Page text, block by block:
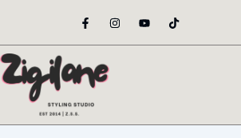
content
F
a
e
o
o
-
I
n
t
Y
o
t
T
i
t